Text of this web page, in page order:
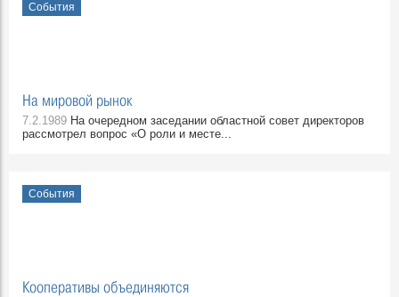
События
На мировой рынок
7.2.1989 На очередном заседании областной совет директоров
рассмотрел вопрос «О роли и месте...
События
Кооперативы объединяются